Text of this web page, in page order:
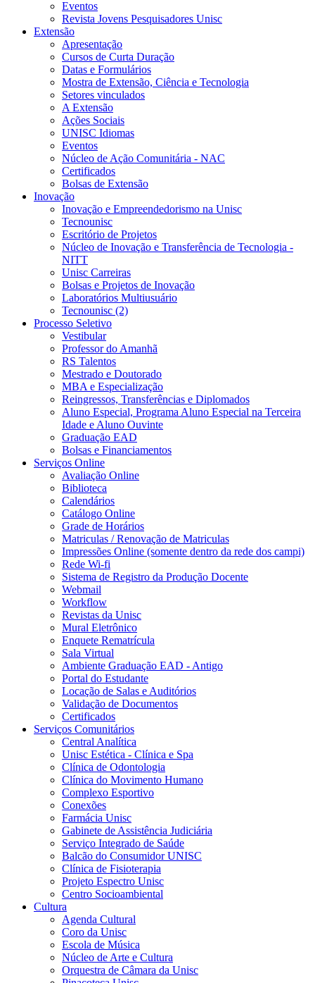
Eventos
Revista Jovens Pesquisadores Unisc
Extensão
Apresentação
Cursos de Curta Duração
Datas e Formulários
Mostra de Extensão, Ciência e Tecnologia
Setores vinculados
A Extensão
Ações Sociais
UNISC Idiomas
Eventos
Núcleo de Ação Comunitária - NAC
Certificados
Bolsas de Extensão
Inovação
Inovação e Empreendedorismo na Unisc
Tecnounisc
Escritório de Projetos
Núcleo de Inovação e Transferência de Tecnologia -
NITT
Unisc Carreiras
Bolsas e Projetos de Inovação
Laboratórios Multiusuário
Tecnounisc (2)
Processo Seletivo
Vestibular
Professor do Amanhã
RS Talentos
Mestrado e Doutorado
MBA e Especialização
Reingressos, Transferências e Diplomados
Aluno Especial, Programa Aluno Especial na Terceira
Idade e Aluno Ouvinte
Graduação EAD
Bolsas e Financiamentos
Serviços Online
Avaliação Online
Biblioteca
Calendários
Catálogo Online
Grade de Horários
Matriculas / Renovação de Matriculas
Impressões Online (somente dentro da rede dos campi)
Rede Wi-fi
Sistema de Registro da Produção Docente
Webmail
Workflow
Revistas da Unisc
Mural Eletrônico
Enquete Rematrícula
Sala Virtual
Ambiente Graduação EAD - Antigo
Portal do Estudante
Locação de Salas e Auditórios
Validação de Documentos
Certificados
Serviços Comunitários
Central Analítica
Unisc Estética - Clínica e Spa
Clínica de Odontologia
Clínica do Movimento Humano
Complexo Esportivo
Conexões
Farmácia Unisc
Gabinete de Assistência Judiciária
Serviço Integrado de Saúde
Balcão do Consumidor UNISC
Clínica de Fisioterapia
Projeto Espectro Unisc
Centro Socioambiental
Cultura
Agenda Cultural
Coro da Unisc
Escola de Música
Núcleo de Arte e Cultura
Orquestra de Câmara da Unisc